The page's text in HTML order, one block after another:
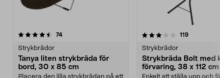
74recensioner
Strykbrädor
Tanya liten strykbräda för
bord, 30 x 85 cm
3.5av 5 stjärnor 119
Strykbrädor
Strykbräda Bolt med
förvaring, 38 x 112 cm